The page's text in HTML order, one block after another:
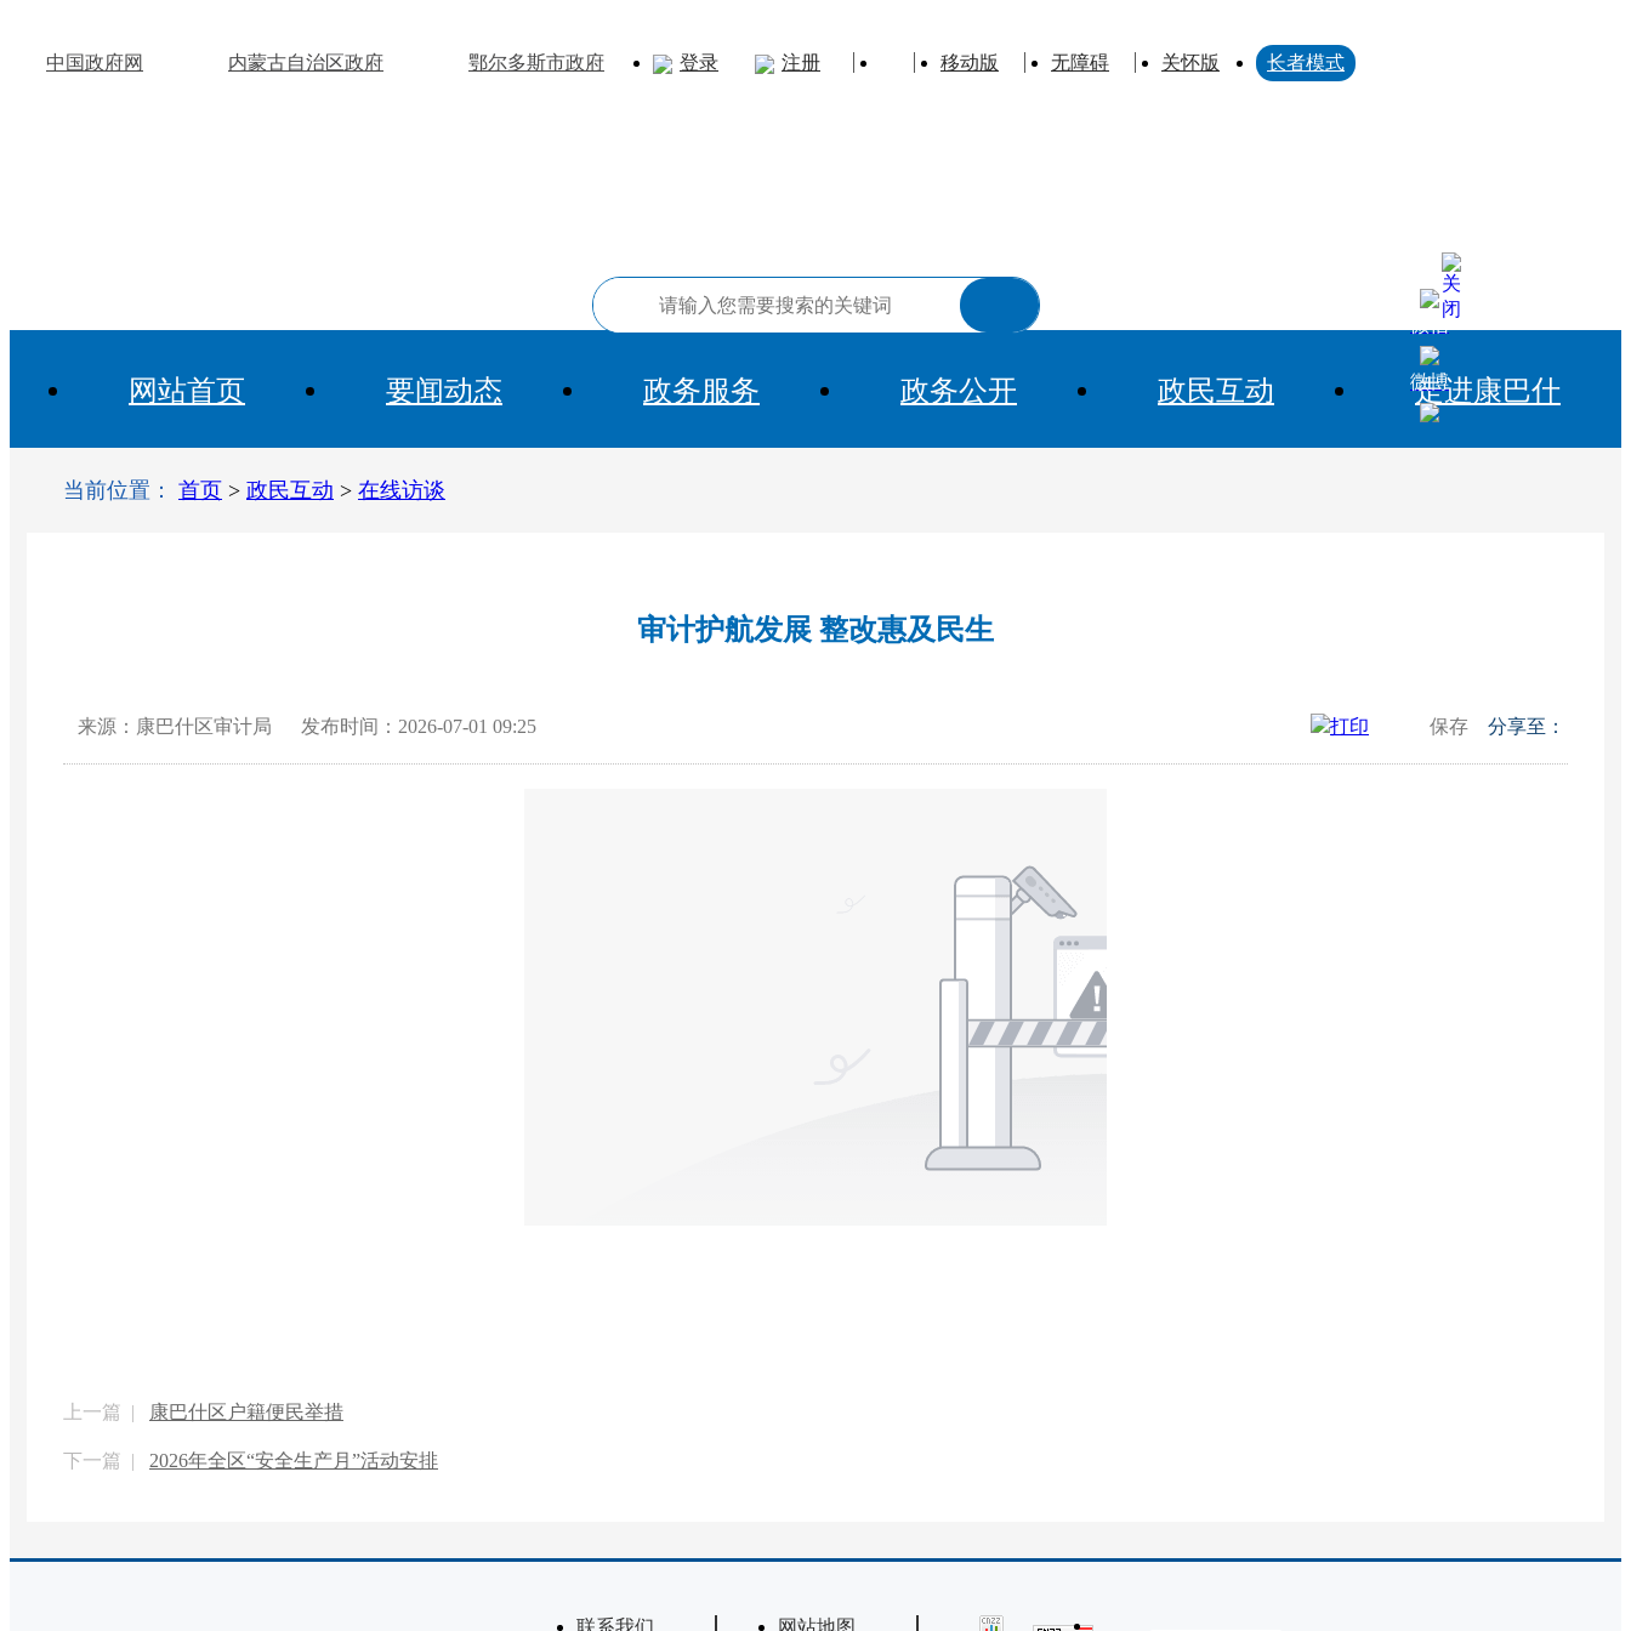
中国政府网 内蒙古自治区政府 鄂尔多斯市政府 登录 注册 移动版 无障碍 关怀版 长者模式
网站首页 要闻动态 政务服务 政务公开 政民互动 走进康巴什
当前位置： 首页 > 政民互动 > 在线访谈
审计护航发展 整改惠及民生
来源：康巴什区审计局 发布时间：2026-07-01 09:25 打印 保存 分享至：
上一篇 | 康巴什区户籍便民举措
下一篇 | 2026年全区“安全生产月”活动安排
联系我们 网站地图
微信
微博